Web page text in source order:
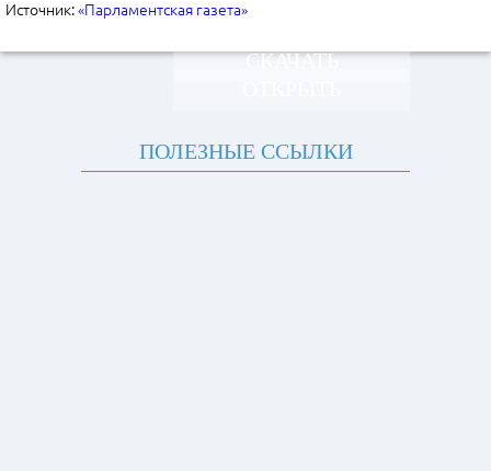
Источник:«Парламентская газета»
СКАЧАТЬ
ПОЛЕЗНЫЕ ССЫЛКИ